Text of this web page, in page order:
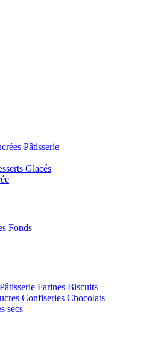
Pâtisserie
Glacés
Fonds
Farines Biscuits
Confiseries Chocolats
secs